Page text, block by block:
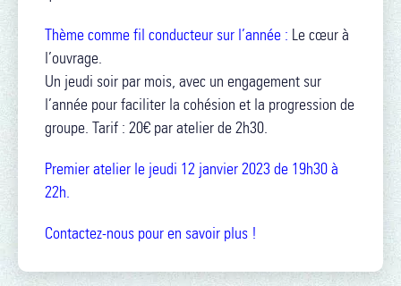
Thème comme fil conducteur sur l’année : Le cœur à
l’ouvrage.
Un jeudi soir par mois, avec un engagement sur
l’année pour faciliter la cohésion et la progression de
groupe. Tarif : 20€ par atelier de 2h30.
Premier atelier le jeudi 12 janvier 2023 de 19h30 à
22h.
Contactez-nous pour en savoir plus !